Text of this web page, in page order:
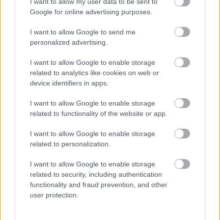
Google for online advertising purposes.
I want to allow Google to send me
personalized advertising.
I want to allow Google to enable storage
related to analytics like cookies on web or
device identifiers in apps.
I want to allow Google to enable storage
related to functionality of the website or app.
I want to allow Google to enable storage
related to personalization.
I want to allow Google to enable storage
related to security, including authentication
functionality and fraud prevention, and other
user protection.
Poniżej znajdziesz także ostatnie mecze obu drużyn oraz statystyki
Czarni Lipa vs. LKS Brzyska Wola - relacja, wynik na żywo,
transmisja
Wynik meczu Czarni Lipa - LKS Brzyska Wola znajdziesz na naszej stronie
zaraz po jego zakończeniu. Jeżeli szukasz informacji meczowych, zajrzyj
Czarni Lipa vs. LKS Brzyska Wola - wynik, składy, strzelcy
Jeżeli w internecie lub TV dostępna jest
albo innych spotkań Stalowa Wola >
Klasa Okręgowa na pewno znajdziesz takie informacje na naszym portalu.
Możliwe jednak, że nigdzie nie pojawi się stream online z tego pojedynku.
Asseco Resovia| Developres Rzeszów |ITA TOOLS Stal Mielec
Cellfast Wilki Krosno| Texom Stal Rzeszów|Stal Mielec
Motor Lublin|Stal Rzeszów| Stal Stalowa Wola|Wisła Kraków
Resovia|Wieczysta Kraków